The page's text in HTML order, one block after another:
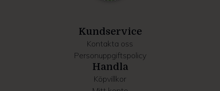
information som du har tillhandahållit eller som de har
Kundservice
Kontakta oss
Personuppgiftspolicy
Handla
Köpvillkor